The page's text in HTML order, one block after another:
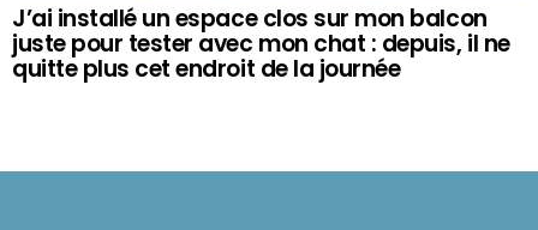
J’ai installé un espace clos sur mon balcon
juste pour tester avec mon chat : depuis, il ne
quitte plus cet endroit de la journée